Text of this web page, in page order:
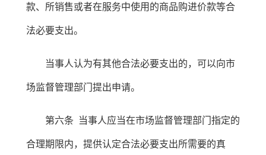
款、所销售或者在服务中使用的商品购进价款等合
法必要支出。
当事人认为有其他合法必要支出的，可以向市
场监督管理部门提出申请。
第六条 当事人应当在市场监督管理部门指定的
合理期限内，提供认定合法必要支出所需要的真